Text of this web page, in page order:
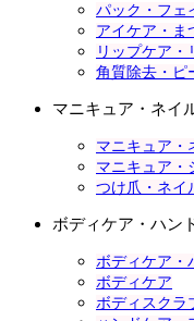
パック・フェ
アイケア・ま
リップケア・
角質除去・ピ
マニキュア・ネイ
マニキュア・
マニキュア・
つけ爪・ネイ
ボディケア・ハン
ボディケア・
ボディケア
ボディスクラ